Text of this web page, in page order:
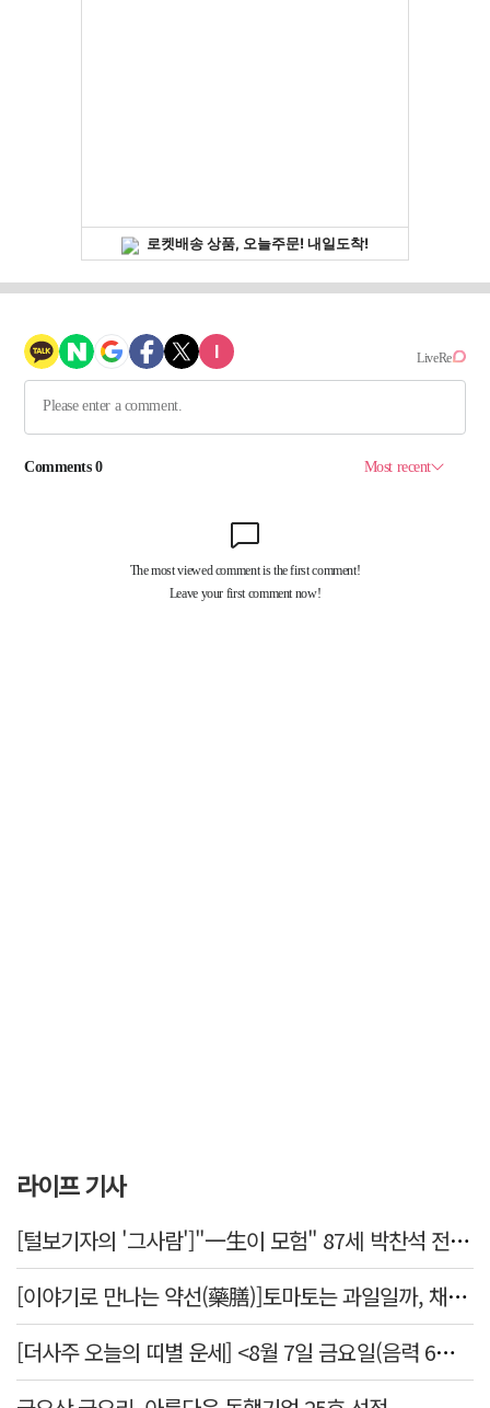
라이프 기사
[털보기자의 '그사람']"一生이 모험" 87세 박찬석 전 경북대 총장
[이야기로 만나는 약선(藥膳)]토마토는 과일일까, 채소일까
[더사주 오늘의 띠별 운세] <8월 7일 금요일(음력 6월25일)>